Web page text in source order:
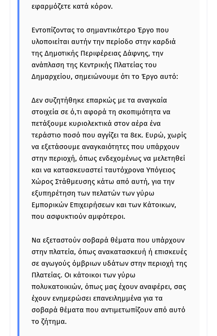
εφαρμόζετε κατά κόρον.
Εντοπίζοντας το σημαντικότερο Έργο που
υλοποιείται αυτήν την περίοδο στην καρδιά
της Δημοτικής Περιφέρειας Δάφνης, την
ανάπλαση της Κεντρικής Πλατείας του
Δημαρχείου, σημειώνουμε ότι το Έργο αυτό:
Δεν συζητήθηκε επαρκώς με τα αναγκαία
στοιχεία σε ό,τι αφορά τη σκοπιμότητα να
πετάξουμε κυριολεκτικά στον αέρα ένα
τεράστιο ποσό που αγγίζει τα 8εκ. Ευρώ, χωρίς
να εξετάσουμε αναγκαιότητες που υπάρχουν
στην περιοχή, όπως ενδεχομένως να μελετηθεί
και να κατασκευαστεί ταυτόχρονα Υπόγειος
Χώρος Στάθμευσης κάτω από αυτή, για την
εξυπηρέτηση των πελατών των γύρω
Εμπορικών Επιχειρήσεων και των Κάτοικων,
που ασφυκτιούν αμφότεροι.
Να εξεταστούν σοβαρά θέματα που υπάρχουν
στην πλατεία, όπως ανακατασκευή ή επισκευές
σε αγωγούς όμβριων υδάτων στην περιοχή της
Πλατείας. Οι κάτοικοι των γύρω
πολυκατοικιών, όπως μας έχουν αναφέρει, σας
έχουν ενημερώσει επανειλημμένα για τα
σοβαρά θέματα που αντιμετωπίζουν από αυτό
το ζήτημα.